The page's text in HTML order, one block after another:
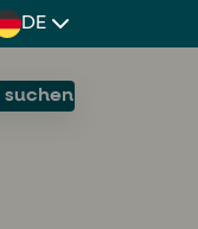
DE
suchen